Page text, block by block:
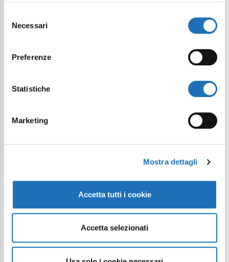
delNecessari
Preferenze
Statistiche
Marketing
Mostra dettagli
Accetta tutti i cookie
Accetta selezionati